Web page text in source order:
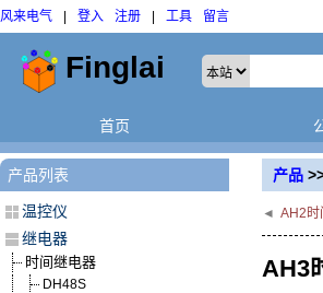
风来电气 登入 注册 工具 留言
首页
产品
◄ AH2时
AH3
产品列表
温控仪
继电器
时间继电器
DH48S